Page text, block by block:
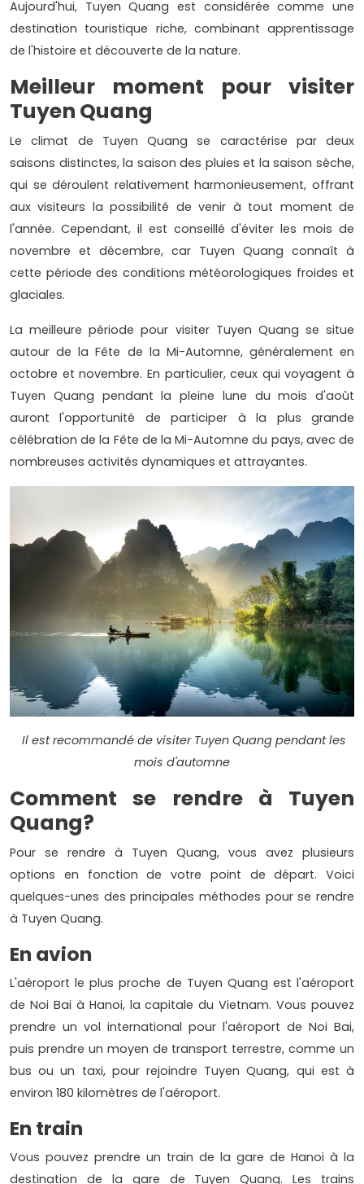
Aujourd'hui, Tuyen Quang est considérée comme une
destination touristique riche, combinant apprentissage
de l'histoire et découverte de la nature.
Meilleur moment pour visiter
Tuyen Quang
Le climat de Tuyen Quang se caractérise par deux
saisons distinctes, la saison des pluies et la saison sèche,
qui se déroulent relativement harmonieusement, offrant
aux visiteurs la possibilité de venir à tout moment de
l'année. Cependant, il est conseillé d'éviter les mois de
novembre et décembre, car Tuyen Quang connaît à
cette période des conditions météorologiques froides et
glaciales.
La meilleure période pour visiter Tuyen Quang se situe
autour de la Fête de la Mi-Automne, généralement en
octobre et novembre. En particulier, ceux qui voyagent à
Tuyen Quang pendant la pleine lune du mois d'août
auront l'opportunité de participer à la plus grande
célébration de la Fête de la Mi-Automne du pays, avec de
nombreuses activités dynamiques et attrayantes.
Il est recommandé de visiter Tuyen Quang pendant les
mois d'automne
Comment se rendre à Tuyen
Quang?
Pour se rendre à Tuyen Quang, vous avez plusieurs
options en fonction de votre point de départ. Voici
quelques-unes des principales méthodes pour se rendre
à Tuyen Quang.
En avion
L'aéroport le plus proche de Tuyen Quang est l'aéroport
de Noi Bai à Hanoi, la capitale du Vietnam. Vous pouvez
prendre un vol international pour l'aéroport de Noi Bai,
puis prendre un moyen de transport terrestre, comme un
bus ou un taxi, pour rejoindre Tuyen Quang, qui est à
environ 180 kilomètres de l'aéroport.
En train
Vous pouvez prendre un train de la gare de Hanoi à la
destination de la gare de Tuyen Quang. Les trains